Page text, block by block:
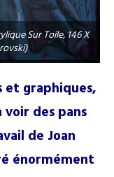
Sur Toile, 146 X
et graphiques,
des pans
de Joan
énormément